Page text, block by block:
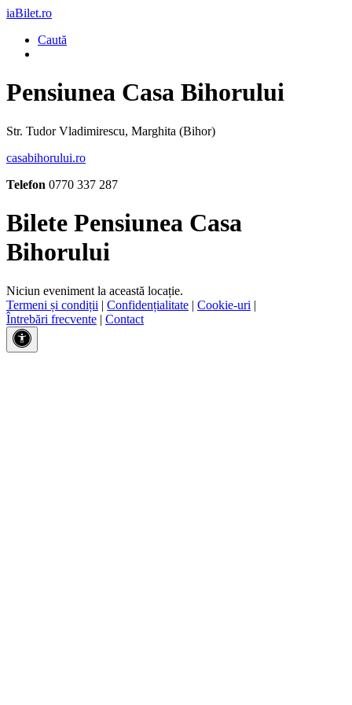
iaBilet.ro
Caută
Pensiunea Casa Bihorului
Str. Tudor Vladimirescu, Marghita (Bihor)
casabihorului.ro
Telefon 0770 337 287
Bilete Pensiunea Casa
Bihorului
Niciun eveniment la această locație.
Termeni și condiții | Confidențialitate | Cookie-uri |
Întrebări frecvente | Contact